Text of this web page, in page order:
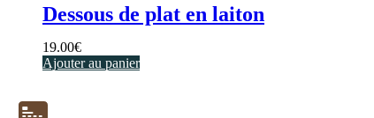
Dessous de plat en laiton
19.00€
Ajouter au panier